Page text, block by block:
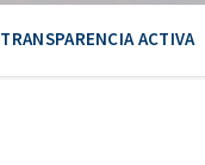
TRANSPARENCIA ACTIVA